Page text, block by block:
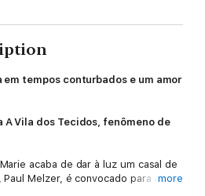
tempos conturbados e um amor
A Vila dos Tecidos, fenômeno de
acaba de dar à luz um casal de
Melzer, é convocado para amore